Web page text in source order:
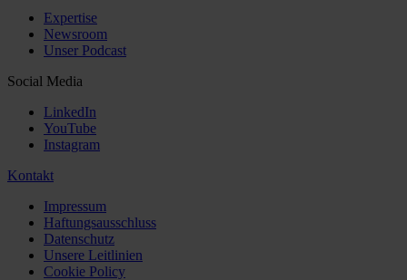
Expertise
Newsroom
Unser Podcast
Social Media
LinkedIn
YouTube
Instagram
Kontakt
Impressum
Haftungsausschluss
Datenschutz
Unsere Leitlinien
Cookie Policy